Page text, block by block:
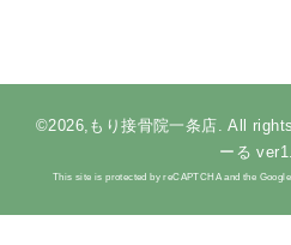
©2026,もり接骨院一条店. All
ーる
This site is protected by reCAPTCHA and the